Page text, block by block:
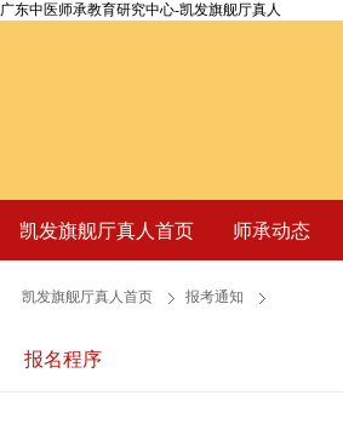
广东中医师承教育研究中心-凯发旗舰厅真人
凯发旗舰厅真人首页 师承动态
凯发旗舰厅真人首页 报考通知
报名程序